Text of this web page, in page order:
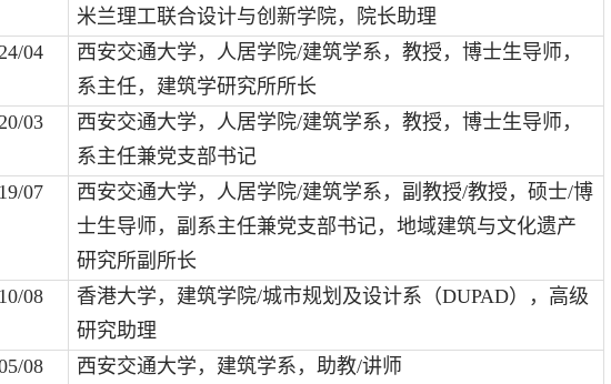
米兰理工联合设计与创新学院，院长助理
04
西安交通大学，人居学院/建筑学系，教授，博士生导师，
系主任，建筑学研究所所长
03
西安交通大学，人居学院/建筑学系，教授，博士生导师，
系主任兼党支部书记
07
西安交通大学，人居学院/建筑学系，副教授/教授，硕士/博
士生导师，副系主任兼党支部书记，地域建筑与文化遗产
研究所副所长
08
香港大学，建筑学院/城市规划及设计系（DUPAD），高级
研究助理
08
西安交通大学，建筑学系，助教/讲师